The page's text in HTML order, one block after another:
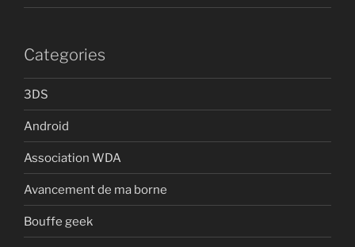
Categories
3DS
Android
Association WDA
Avancement de ma borne
Bouffe geek